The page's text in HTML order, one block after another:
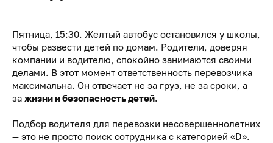
Пятница, 15:30. Желтый автобус остановился у школы,
чтобы развести детей по домам. Родители, доверяя
компании и водителю, спокойно занимаются своими
делами. В этот момент ответственность перевозчика
максимальна. Он отвечает не за груз, не за сроки, а
за жизни и безопасность детей.
Подбор водителя для перевозки несовершеннолетних
— это не просто поиск сотрудника с категорией «D».